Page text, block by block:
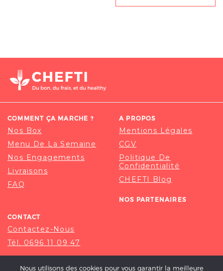
COMMENT ÇA MARCHE ?
Nos Box
Menu De La Semaine
Nos Engagements
Livraisons
FAQ
A PROPOS
Mentions Légales
CGV
Politique De
Confidentialité
CHEFTI Blog
NOS PARTENAIRES
CONTACT
Contactez-Nous
Tél. 0696 11 09 47
Nous utilisons des cookies pour vous garantir la meilleure